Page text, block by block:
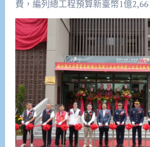
費，編列總工程預算新臺幣1億